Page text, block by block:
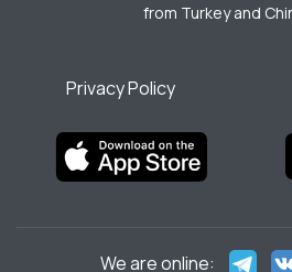
from Turkey and
Privacy Policy
We are online: